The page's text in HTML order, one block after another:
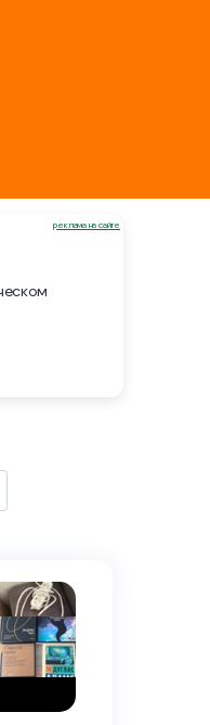
реклама на сайте